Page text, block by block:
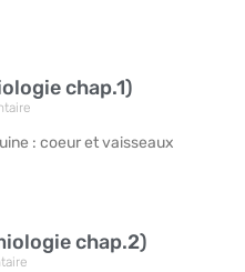
chap.1)
: coeur et vaisseaux
chap.2)